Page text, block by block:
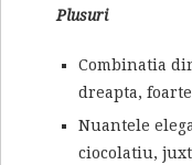
Plusuri
Combinatia
dreapta,
Nuantele
ciocolatiu,